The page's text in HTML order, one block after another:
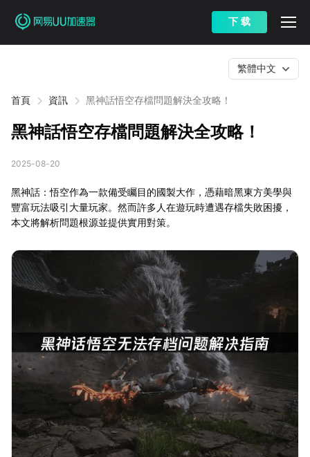
下 载
首頁 資訊 黑神話悟空存檔問題解決全攻略！
繁體中文
黑神話悟空存檔問題解決全攻略！
2025-08-20
黑神話：悟空作為一款備受矚目的國製大作，憑藉暗黑東方美學與
豐富玩法吸引大量玩家。然而許多人在遊玩時遭遇存檔失敗困擾，
本文將解析問題根源並提供實用對策。